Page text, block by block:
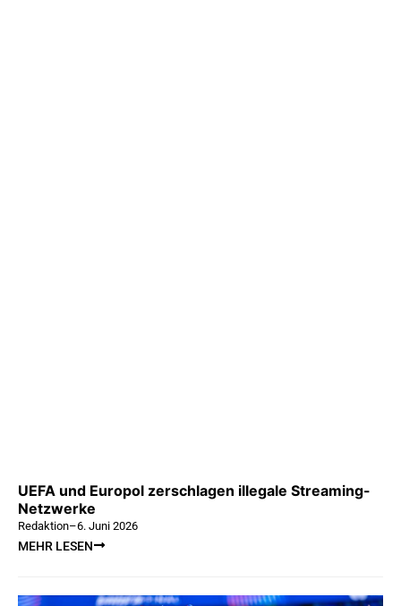
UEFA und Europol zerschlagen illegale Streaming-
Netzwerke
Redaktion–6. Juni 2026
MEHR LESEN